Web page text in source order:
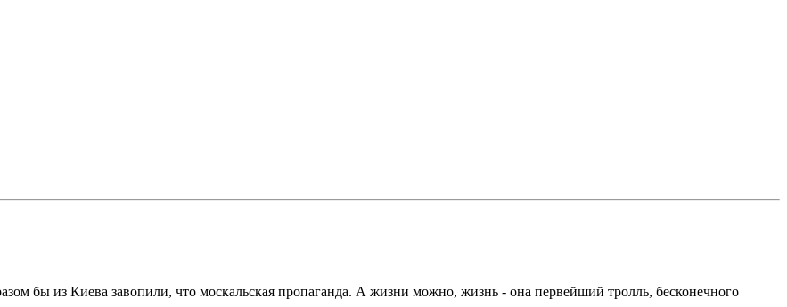
бы из Киева завопили, что москальская пропаганда. А жизни можно, жизнь - она первейший тролль, бесконечного